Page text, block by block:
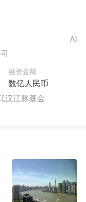
融资金额
数亿人民币
AI
汉江豚基金